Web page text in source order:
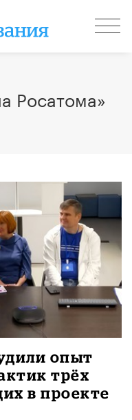
Росатома»
опыт
трёх
в проекте